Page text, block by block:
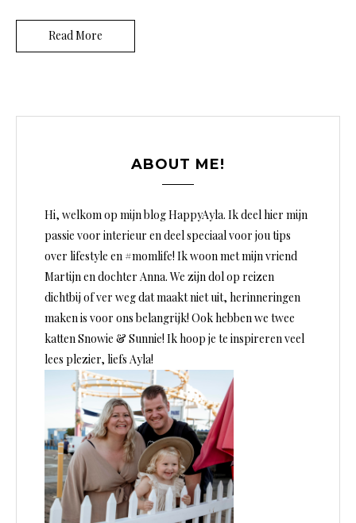
Read More
ABOUT ME!
Hi, welkom op mijn blog HappyAyla. Ik deel hier mijn
passie voor interieur en deel speciaal voor jou tips
over lifestyle en #momlife! Ik woon met mijn vriend
Martijn en dochter Anna. We zijn dol op reizen
dichtbij of ver weg dat maakt niet uit, herinneringen
maken is voor ons belangrijk! Ook hebben we twee
katten Snowie & Sunnie! Ik hoop je te inspireren veel
lees plezier, liefs Ayla!